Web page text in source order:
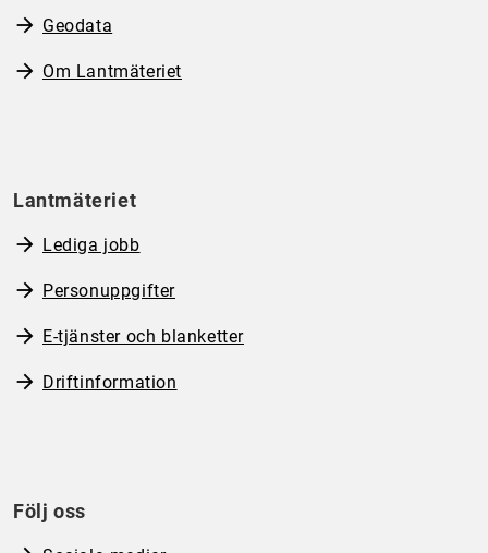
Geodata
Om Lantmäteriet
Lantmäteriet
Lediga jobb
Personuppgifter
E-tjänster och blanketter
Driftinformation
Följ oss